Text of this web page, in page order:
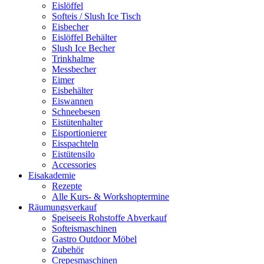
Eislöffel
Softeis / Slush Ice Tisch
Eisbecher
Eislöffel Behälter
Slush Ice Becher
Trinkhalme
Messbecher
Eimer
Eisbehälter
Eiswannen
Schneebesen
Eistütenhalter
Eisportionierer
Eisspachteln
Eistütensilo
Accessories
Eisakademie
Rezepte
Alle Kurs- & Workshoptermine
Räumungsverkauf
Speiseeis Rohstoffe Abverkauf
Softeismaschinen
Gastro Outdoor Möbel
Zubehör
Crepesmaschinen